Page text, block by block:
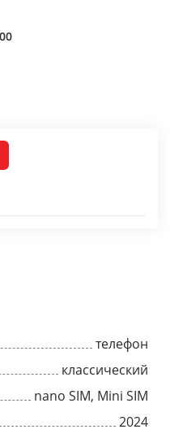
телефон
классический
nano SIM, Mini SIM
2024